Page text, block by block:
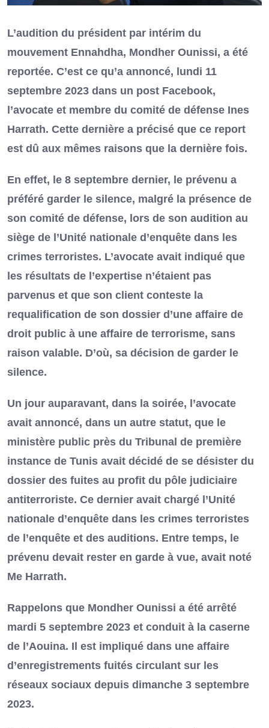
L’audition du président par intérim du
mouvement Ennahdha, Mondher Ounissi, a été
reportée. C’est ce qu’a annoncé, lundi 11
septembre 2023 dans un post Facebook,
l’avocate et membre du comité de défense Ines
Harrath. Cette dernière a précisé que ce report
est dû aux mêmes raisons que la dernière fois.
En effet, le 8 septembre dernier, le prévenu a
préféré garder le silence, malgré la présence de
son comité de défense, lors de son audition au
siège de l’Unité nationale d’enquête dans les
crimes terroristes. L’avocate avait indiqué que
les résultats de l’expertise n’étaient pas
parvenus et que son client conteste la
requalification de son dossier d’une affaire de
droit public à une affaire de terrorisme, sans
raison valable. D’où, sa décision de garder le
silence.
Un jour auparavant, dans la soirée, l’avocate
avait annoncé, dans un autre statut, que le
ministère public près du Tribunal de première
instance de Tunis avait décidé de se désister du
dossier des fuites au profit du pôle judiciaire
antiterroriste. Ce dernier avait chargé l’Unité
nationale d’enquête dans les crimes terroristes
de l’enquête et des auditions. Entre temps, le
prévenu devait rester en garde à vue, avait noté
Me Harrath.
Rappelons que Mondher Ounissi a été arrêté
mardi 5 septembre 2023 et conduit à la caserne
de l’Aouina. Il est impliqué dans une affaire
d’enregistrements fuités circulant sur les
réseaux sociaux depuis dimanche 3 septembre
2023.